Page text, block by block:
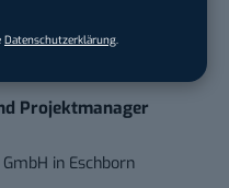
Datenschutzerklärung
inDüsseldorf
Projektmanager
in Eschborn